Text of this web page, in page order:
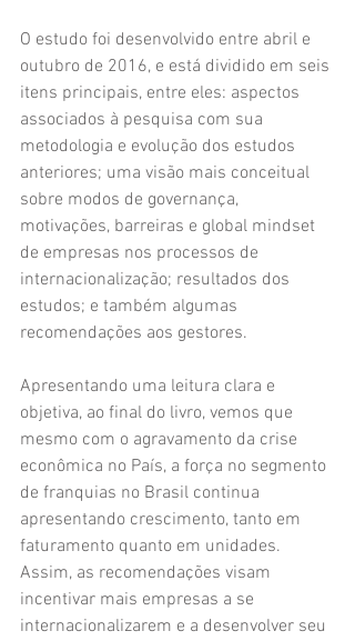
O estudo foi desenvolvido entre abril e
outubro de 2016, e está dividido em seis
itens principais, entre eles: aspectos
associados à pesquisa com sua
metodologia e evolução dos estudos
anteriores; uma visão mais conceitual
sobre modos de governança,
motivações, barreiras e global mindset
de empresas nos processos de
internacionalização; resultados dos
estudos; e também algumas
recomendações aos gestores.
Apresentando uma leitura clara e
objetiva, ao final do livro, vemos que
mesmo com o agravamento da crise
econômica no País, a força no segmento
de franquias no Brasil continua
apresentando crescimento, tanto em
faturamento quanto em unidades.
Assim, as recomendações visam
incentivar mais empresas a se
internacionalizarem e a desenvolver seu